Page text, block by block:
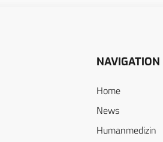
NAVIGATION
Home
News
Humanmedizin